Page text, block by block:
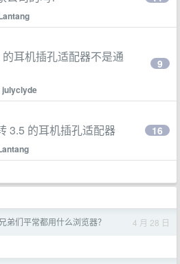
耳机插孔适配器不是通
julyclyde
9
3.5 的耳机插孔适配器 16
兄弟们平常都用什么浏览器？ 4 月 28 日